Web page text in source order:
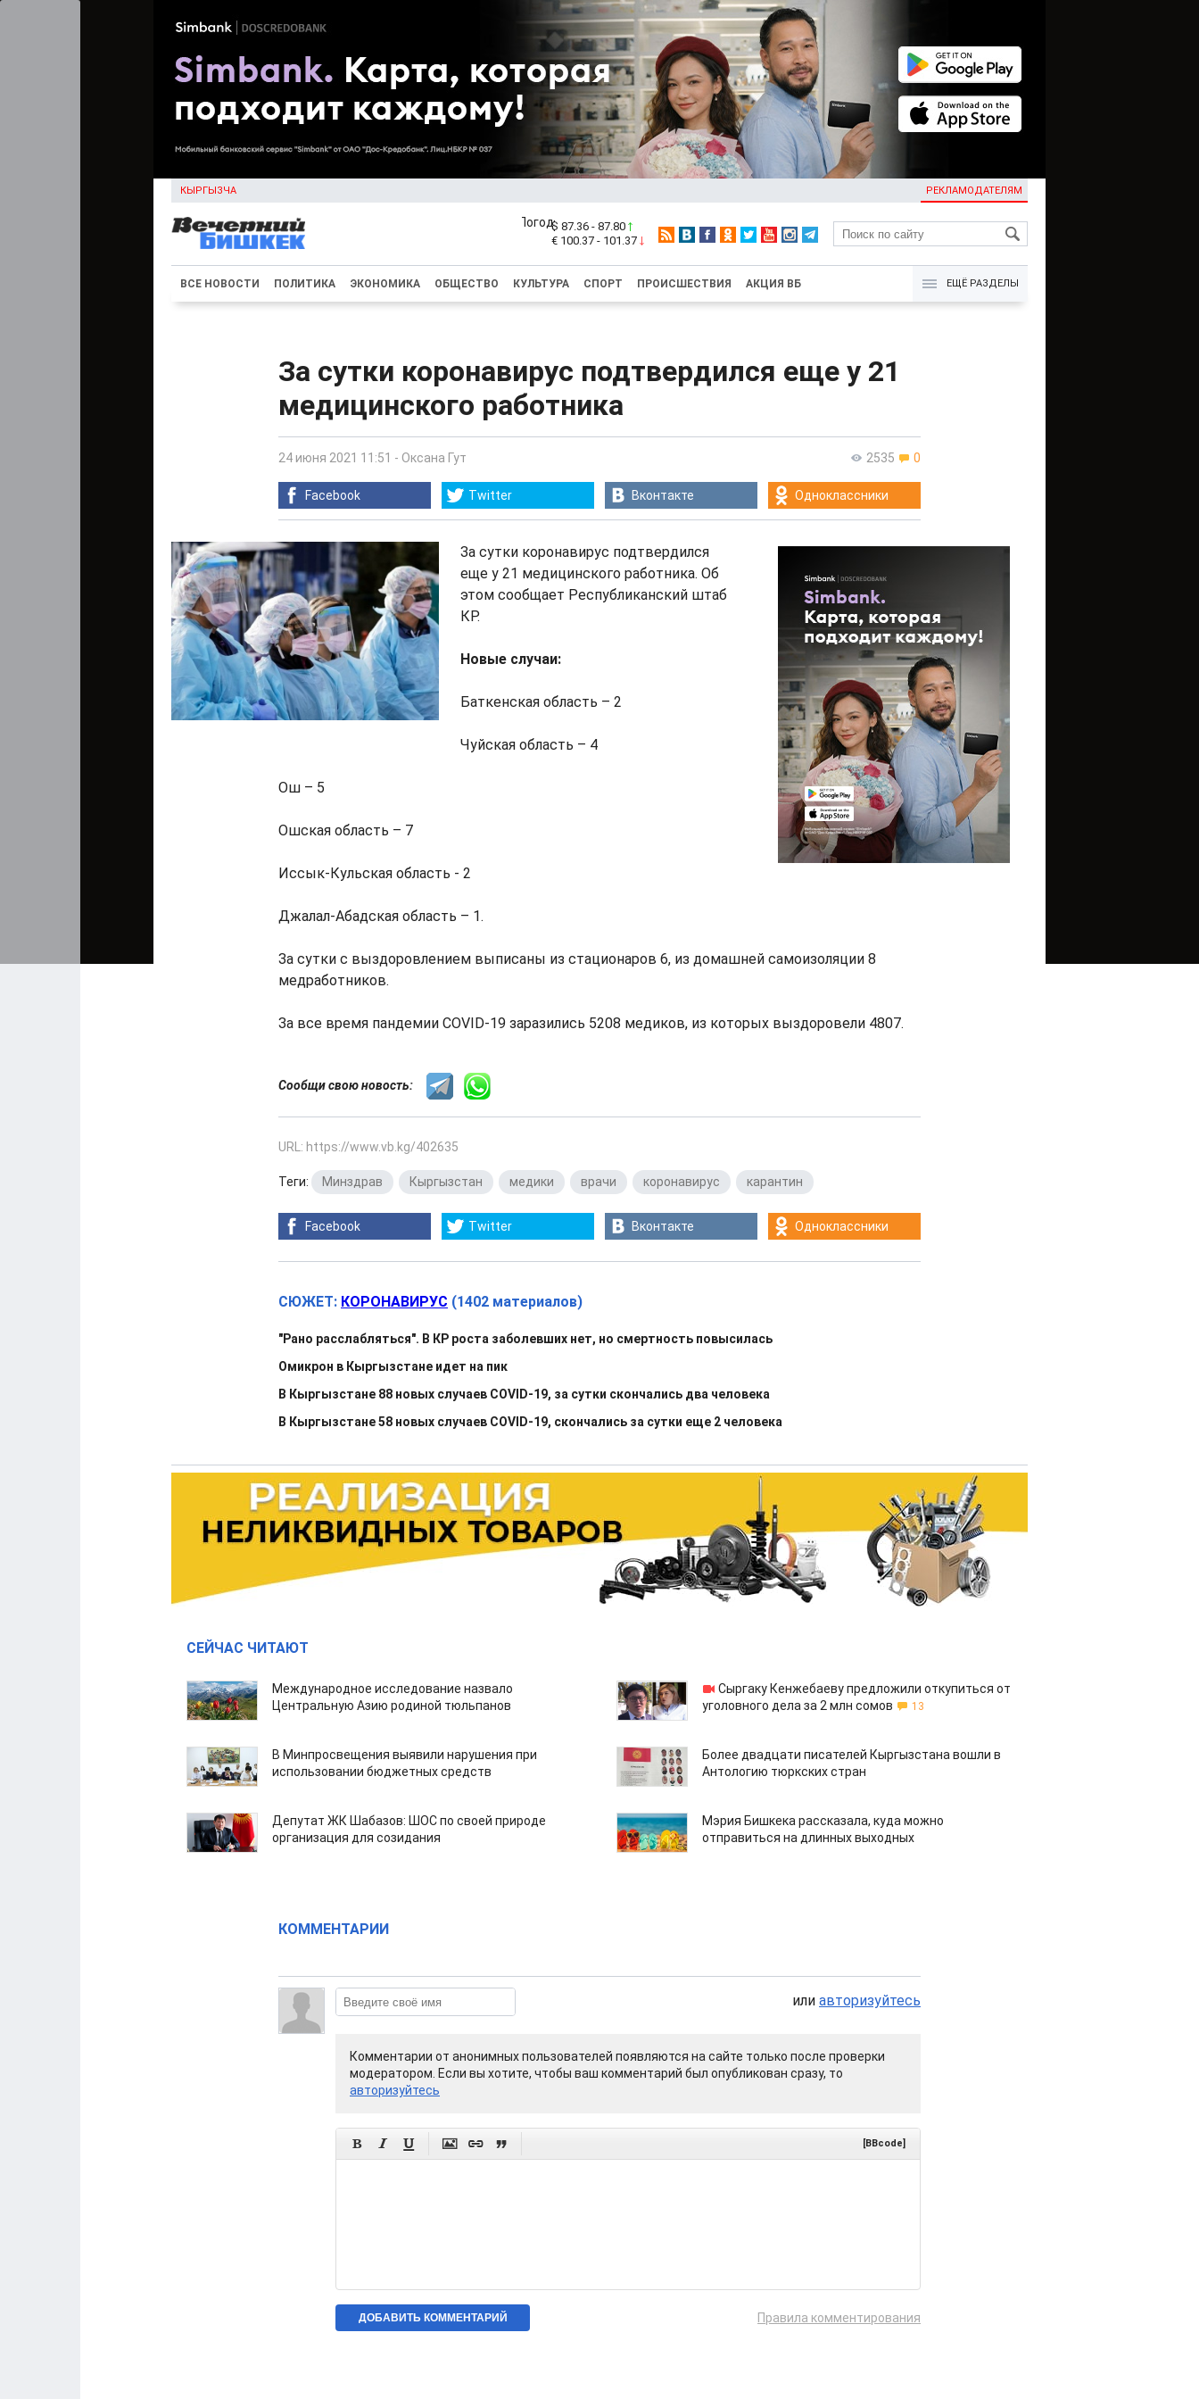
КЫРГЫЗЧА РЕКЛАМОДАТЕЛЯМ
KG
$ 87.36 - 87.80
€ 100.37 - 101.37
ВСЕ НОВОСТИ ПОЛИТИКА ЭКОНОМИКА ОБЩЕСТВО КУЛЬТУРА СПОРТ ПРОИСШЕСТВИЯ АКЦИЯ ВБ ЕЩЁ РАЗДЕЛЫ
За сутки коронавирус подтвердился еще у 21
медицинского работника
2535 0
24 июня 2021 11:51 - Оксана Гут
Facebook Twitter Вконтакте Одноклассники
За сутки коронавирус подтвердился
еще у 21 медицинского работника. Об
этом сообщает Республиканский штаб
КР.
Новые случаи:
Баткенская область – 2
Чуйская область – 4
Ош – 5
Ошская область – 7
Иссык-Кульская область - 2
Джалал-Абадская область – 1.
За сутки с выздоровлением выписаны из стационаров 6, из домашней самоизоляции 8
медработников.
За все время пандемии COVID-19 заразились 5208 медиков, из которых выздоровели 4807.
Сообщи свою новость:
URL: https://www.vb.kg/402635
Теги: Минздрав Кыргызстан медики врачи коронавирус карантин
Facebook Twitter Вконтакте Одноклассники
СЮЖЕТ: КОРОНАВИРУС (1402 материалов)
"Рано расслабляться". В КР роста заболевших нет, но смертность повысилась
Омикрон в Кыргызстане идет на пик
В Кыргызстане 88 новых случаев COVID-19, за сутки скончались два человека
В Кыргызстане 58 новых случаев COVID-19, скончались за сутки еще 2 человека
СЕЙЧАС ЧИТАЮТ
Международное исследование назвало
Центральную Азию родиной тюльпанов
Сыргаку Кенжебаеву предложили откупиться от
уголовного дела за 2 млн сомов
13
В Минпросвещения выявили нарушения при
использовании бюджетных средств
Более двадцати писателей Кыргызстана вошли в
Антологию тюркских стран
Депутат ЖК Шабазов: ШОС по своей природе
организация для созидания
Мэрия Бишкека рассказала, куда можно
отправиться на длинных выходных
КОММЕНТАРИИ
или авторизуйтесь
Комментарии от анонимных пользователей появляются на сайте только после проверки
модератором. Если вы хотите, чтобы ваш комментарий был опубликован сразу, то
авторизуйтесь
      [BBcode]
Правила комментирования